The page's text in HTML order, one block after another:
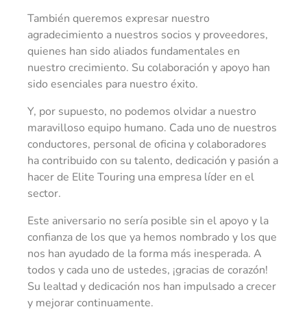
También queremos expresar nuestro
agradecimiento a nuestros socios y proveedores,
quienes han sido aliados fundamentales en
nuestro crecimiento. Su colaboración y apoyo han
sido esenciales para nuestro éxito.
Y, por supuesto, no podemos olvidar a nuestro
maravilloso equipo humano. Cada uno de nuestros
conductores, personal de oficina y colaboradores
ha contribuido con su talento, dedicación y pasión a
hacer de Elite Touring una empresa líder en el
sector.
Este aniversario no sería posible sin el apoyo y la
confianza de los que ya hemos nombrado y los que
nos han ayudado de la forma más inesperada. A
todos y cada uno de ustedes, ¡gracias de corazón!
Su lealtad y dedicación nos han impulsado a crecer
y mejorar continuamente.